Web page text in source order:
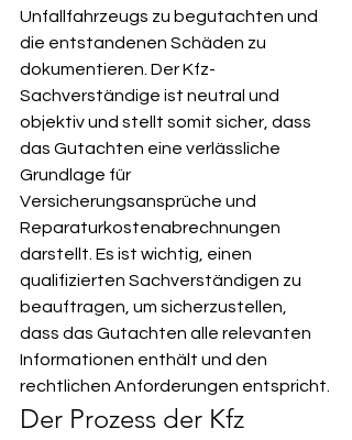
Unfallfahrzeugs zu begutachten und
die entstandenen Schäden zu
dokumentieren. Der Kfz-
Sachverständige ist neutral und
objektiv und stellt somit sicher, dass
das Gutachten eine verlässliche
Grundlage für
Versicherungsansprüche und
Reparaturkostenabrechnungen
darstellt. Es ist wichtig, einen
qualifizierten Sachverständigen zu
beauftragen, um sicherzustellen,
dass das Gutachten alle relevanten
Informationen enthält und den
rechtlichen Anforderungen entspricht.
Der Prozess der Kfz